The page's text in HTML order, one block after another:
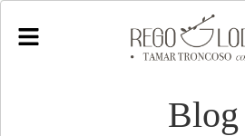
Blog